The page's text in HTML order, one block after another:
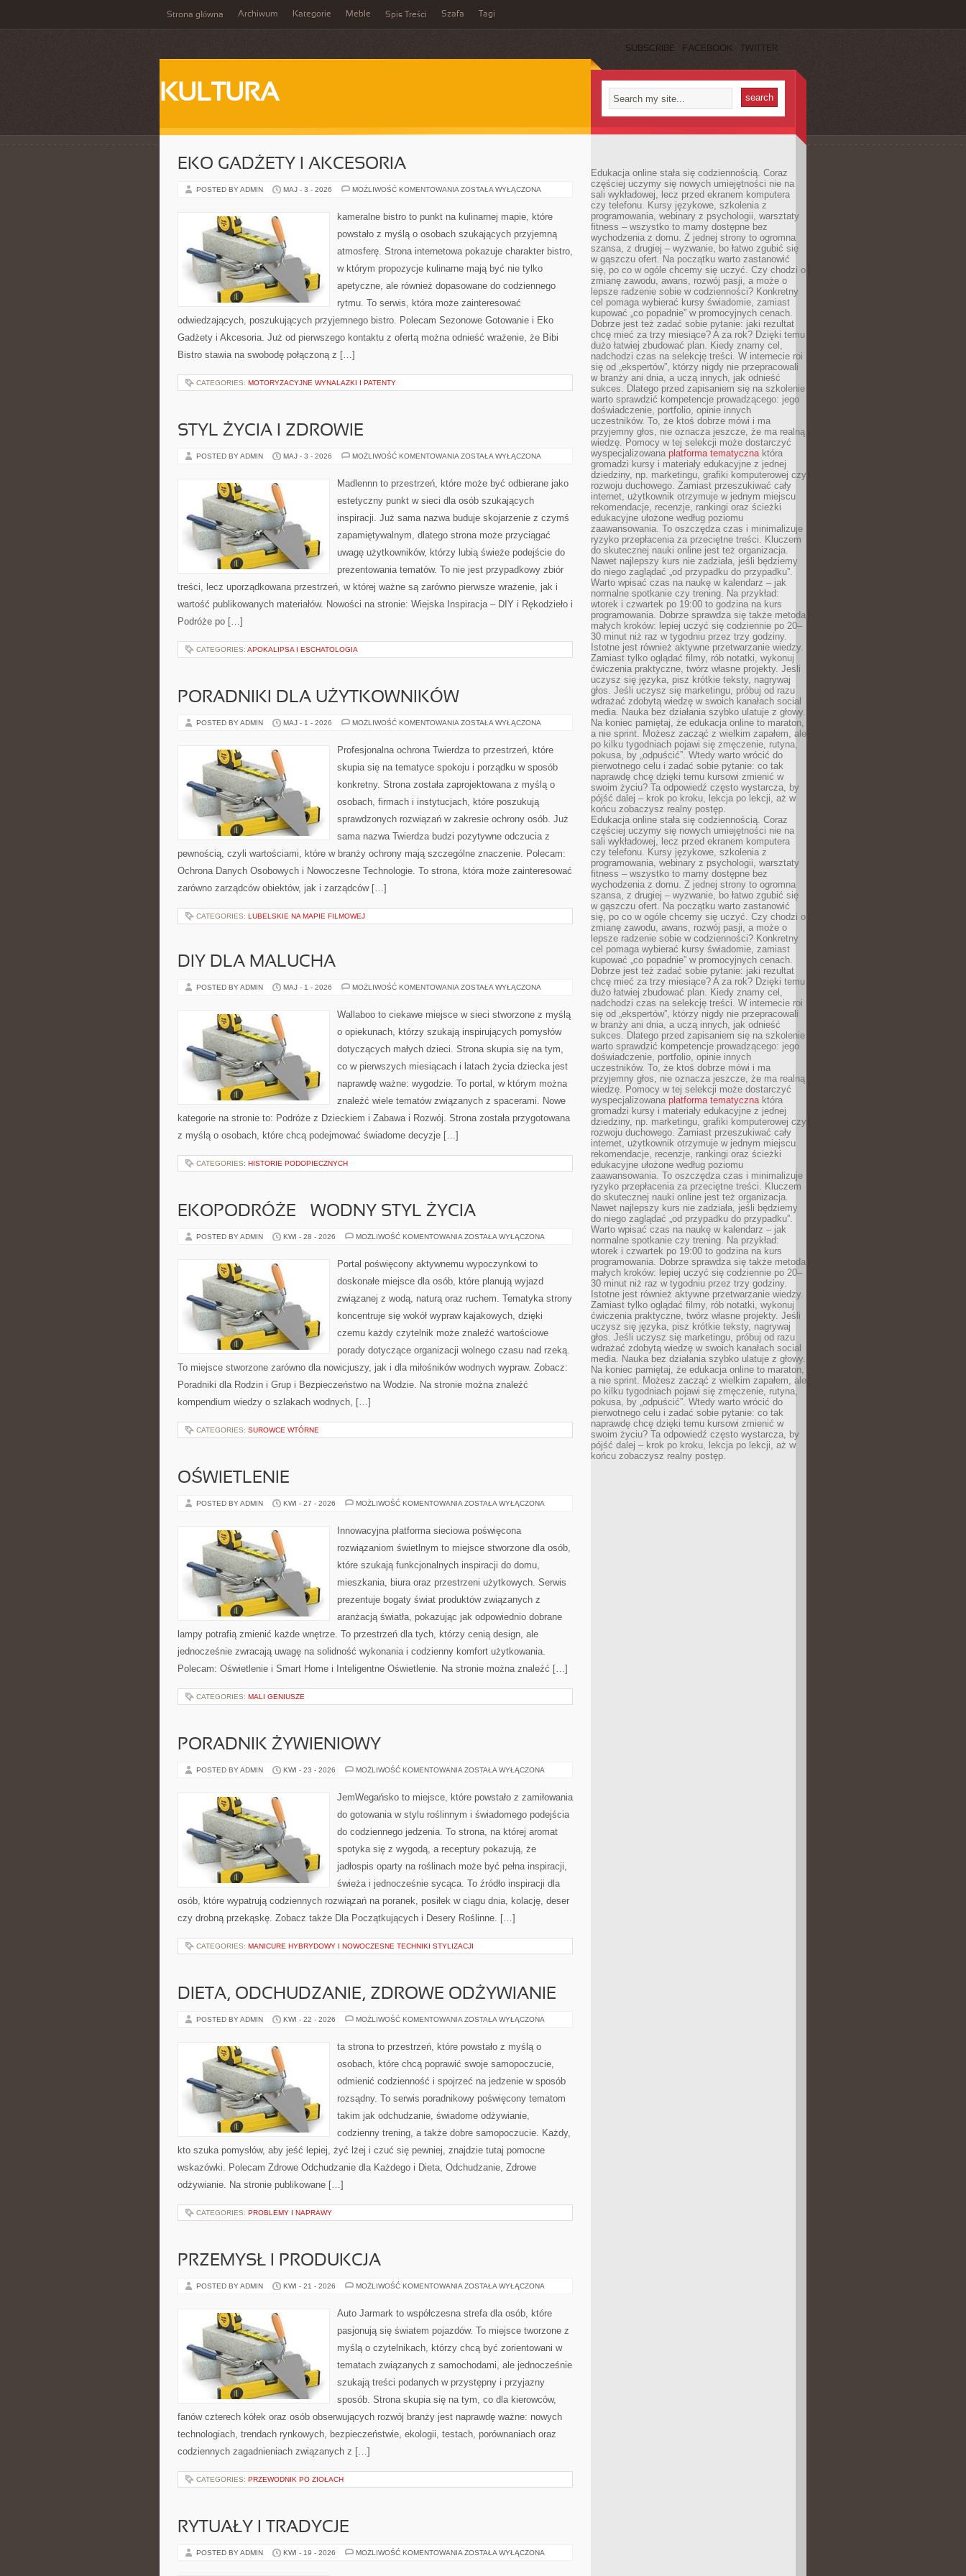
Strona główna Archiwum Kategorie Meble Spis Treści Szafa Tagi
SUBSCRIBE FACEBOOK TWITTER
KULTURA
EKO GADŻETY I AKCESORIA
POSTED BY ADMIN MAJ - 3 - 2026 MOŻLIWOŚĆ KOMENTOWANIA EKO
AKCESORIA
ZOSTAŁA WYŁĄCZONA
kameralne bistro to punkt na kulinarnej mapie, które
powstało z myślą o osobach szukających przyjemną
atmosferę. Strona internetowa pokazuje charakter bistro,
w którym propozycje kulinarne mają być nie tylko
apetyczne, ale również dopasowane do codziennego
rytmu. To serwis, która może zainteresować
odwiedzających, poszukujących przyjemnego bistro. Polecam Sezonowe Gotowanie i Eko
Gadżety i Akcesoria. Już od pierwszego kontaktu z ofertą można odnieść wrażenie, że Bibi
Bistro stawia na swobodę połączoną z […]
CATEGORIES: MOTORYZACYJNE WYNALAZKI I PATENTY
STYL ŻYCIA I ZDROWIE
POSTED BY ADMIN MAJ - 3 - 2026 MOŻLIWOŚĆ KOMENTOWANIA STYL
ZDROWIE
ZOSTAŁA WYŁĄCZONA
Madlennn to przestrzeń, które może być odbierane jako
estetyczny punkt w sieci dla osób szukających
inspiracji. Już sama nazwa buduje skojarzenie z czymś
zapamiętywalnym, dlatego strona może przyciągać
uwagę użytkowników, którzy lubią świeże podejście do
prezentowania tematów. To nie jest przypadkowy zbiór
treści, lecz uporządkowana przestrzeń, w której ważne są zarówno pierwsze wrażenie, jak i
wartość publikowanych materiałów. Nowości na stronie: Wiejska Inspiracja – DIY i Rękodzieło i
Podróże po […]
CATEGORIES: APOKALIPSA I ESCHATOLOGIA
PORADNIKI DLA UŻYTKOWNIKÓW
POSTED BY ADMIN MAJ - 1 - 2026 MOŻLIWOŚĆ KOMENTOWANIA PORADNIKI
ZOSTAŁA WYŁĄCZONA
Profesjonalna ochrona Twierdza to przestrzeń, które
skupia się na tematyce spokoju i porządku w sposób
konkretny. Strona została zaprojektowana z myślą o
osobach, firmach i instytucjach, które poszukują
sprawdzonych rozwiązań w zakresie ochrony osób. Już
sama nazwa Twierdza budzi pozytywne odczucia z
pewnością, czyli wartościami, które w branży ochrony mają szczególne znaczenie. Polecam:
Ochrona Danych Osobowych i Nowoczesne Technologie. To strona, która może zainteresować
zarówno zarządców obiektów, jak i zarządców […]
CATEGORIES: LUBELSKIE NA MAPIE FILMOWEJ
DIY DLA MALUCHA
POSTED BY ADMIN MAJ - 1 - 2026 MOŻLIWOŚĆ KOMENTOWANIA DIY
ZOSTAŁA WYŁĄCZONA
Wallaboo to ciekawe miejsce w sieci stworzone z myślą
o opiekunach, którzy szukają inspirujących pomysłów
dotyczących małych dzieci. Strona skupia się na tym,
co w pierwszych miesiącach i latach życia dziecka jest
naprawdę ważne: wygodzie. To portal, w którym można
znaleźć wiele tematów związanych z spacerami. Nowe
kategorie na stronie to: Podróże z Dzieckiem i Zabawa i Rozwój. Strona została przygotowana
z myślą o osobach, które chcą podejmować świadome decyzje […]
CATEGORIES: HISTORIE PODOPIECZNYCH
EKOPODRÓŻE – WODNY STYL ŻYCIA
POSTED BY ADMIN KWI - 28 - 2026 MOŻLIWOŚĆ KOMENTOWANIA EKOPODRÓŻE
ŻYCIA
ZOSTAŁA WYŁĄCZONA
Portal poświęcony aktywnemu wypoczynkowi to
doskonałe miejsce dla osób, które planują wyjazd
związanej z wodą, naturą oraz ruchem. Tematyka strony
koncentruje się wokół wypraw kajakowych, dzięki
czemu każdy czytelnik może znaleźć wartościowe
porady dotyczące organizacji wolnego czasu nad rzeką.
To miejsce stworzone zarówno dla nowicjuszy, jak i dla miłośników wodnych wypraw. Zobacz:
Poradniki dla Rodzin i Grup i Bezpieczeństwo na Wodzie. Na stronie można znaleźć
kompendium wiedzy o szlakach wodnych, […]
CATEGORIES: SUROWCE WTÓRNE
OŚWIETLENIE
POSTED BY ADMIN KWI - 27 - 2026 MOŻLIWOŚĆ KOMENTOWANIA OŚWIETLENIE
ZOSTAŁA WYŁĄCZONA
Innowacyjna platforma sieciowa poświęcona
rozwiązaniom świetlnym to miejsce stworzone dla osób,
które szukają funkcjonalnych inspiracji do domu,
mieszkania, biura oraz przestrzeni użytkowych. Serwis
prezentuje bogaty świat produktów związanych z
aranżacją światła, pokazując jak odpowiednio dobrane
lampy potrafią zmienić każde wnętrze. To przestrzeń dla tych, którzy cenią design, ale
jednocześnie zwracają uwagę na solidność wykonania i codzienny komfort użytkowania.
Polecam: Oświetlenie i Smart Home i Inteligentne Oświetlenie. Na stronie można znaleźć […]
CATEGORIES: MALI GENIUSZE
PORADNIK ŻYWIENIOWY
POSTED BY ADMIN KWI - 23 - 2026 MOŻLIWOŚĆ KOMENTOWANIA PORADNIK
ZOSTAŁA WYŁĄCZONA
JemWegańsko to miejsce, które powstało z zamiłowania
do gotowania w stylu roślinnym i świadomego podejścia
do codziennego jedzenia. To strona, na której aromat
spotyka się z wygodą, a receptury pokazują, że
jadłospis oparty na roślinach może być pełna inspiracji,
świeża i jednocześnie sycąca. To źródło inspiracji dla
osób, które wypatrują codziennych rozwiązań na poranek, posiłek w ciągu dnia, kolację, deser
czy drobną przekąskę. Zobacz także Dla Początkujących i Desery Roślinne. […]
CATEGORIES: MANICURE HYBRYDOWY I NOWOCZESNE TECHNIKI STYLIZACJI
DIETA, ODCHUDZANIE, ZDROWE ODŻYWIANIE
POSTED BY ADMIN KWI - 22 - 2026 MOŻLIWOŚĆ KOMENTOWANIA DIETA,
ODŻYWIANIE
ZOSTAŁA WYŁĄCZONA
ta strona to przestrzeń, które powstało z myślą o
osobach, które chcą poprawić swoje samopoczucie,
odmienić codzienność i spojrzeć na jedzenie w sposób
rozsądny. To serwis poradnikowy poświęcony tematom
takim jak odchudzanie, świadome odżywianie,
codzienny trening, a także dobre samopoczucie. Każdy,
kto szuka pomysłów, aby jeść lepiej, żyć lżej i czuć się pewniej, znajdzie tutaj pomocne
wskazówki. Polecam Zdrowe Odchudzanie dla Każdego i Dieta, Odchudzanie, Zdrowe
odżywianie. Na stronie publikowane […]
CATEGORIES: PROBLEMY I NAPRAWY
PRZEMYSŁ I PRODUKCJA
POSTED BY ADMIN KWI - 21 - 2026 MOŻLIWOŚĆ KOMENTOWANIA PRZEMYSŁ
ZOSTAŁA WYŁĄCZONA
Auto Jarmark to współczesna strefa dla osób, które
pasjonują się światem pojazdów. To miejsce tworzone z
myślą o czytelnikach, którzy chcą być zorientowani w
tematach związanych z samochodami, ale jednocześnie
szukają treści podanych w przystępny i przyjazny
sposób. Strona skupia się na tym, co dla kierowców,
fanów czterech kółek oraz osób obserwujących rozwój branży jest naprawdę ważne: nowych
technologiach, trendach rynkowych, bezpieczeństwie, ekologii, testach, porównaniach oraz
codziennych zagadnieniach związanych z […]
CATEGORIES: PRZEWODNIK PO ZIOŁACH
RYTUAŁY I TRADYCJE
POSTED BY ADMIN KWI - 19 - 2026 MOŻLIWOŚĆ KOMENTOWANIA RYTUAŁY
ZOSTAŁA WYŁĄCZONA
Edukacja online stała się codziennością. Coraz
częściej uczymy się nowych umiejętności nie na
sali wykładowej, lecz przed ekranem komputera
czy telefonu. Kursy językowe, szkolenia z
programowania, webinary z psychologii, warsztaty
fitness – wszystko to mamy dostępne bez
wychodzenia z domu. Z jednej strony to ogromna
szansa, z drugiej – wyzwanie, bo łatwo zgubić się
w gąszczu ofert. Na początku warto zastanowić
się, po co w ogóle chcemy się uczyć. Czy chodzi o
zmianę zawodu, awans, rozwój pasji, a może o
lepsze radzenie sobie w codzienności? Konkretny
cel pomaga wybierać kursy świadomie, zamiast
kupować „co popadnie” w promocyjnych cenach.
Dobrze jest też zadać sobie pytanie: jaki rezultat
chcę mieć za trzy miesiące? A za rok? Dzięki temu
dużo łatwiej zbudować plan. Kiedy znamy cel,
nadchodzi czas na selekcję treści. W internecie roi
się od „ekspertów”, którzy nigdy nie przepracowali
w branży ani dnia, a uczą innych, jak odnieść
sukces. Dlatego przed zapisaniem się na szkolenie
warto sprawdzić kompetencje prowadzącego: jego
doświadczenie, portfolio, opinie innych
uczestników. To, że ktoś dobrze mówi i ma
przyjemny głos, nie oznacza jeszcze, że ma realną
wiedzę. Pomocy w tej selekcji może dostarczyć
wyspecjalizowana platforma tematycznaktóra
gromadzi kursy i materiały edukacyjne z jednej
dziedziny, np. marketingu, grafiki komputerowej czy
rozwoju duchowego. Zamiast przeszukiwać cały
internet, użytkownik otrzymuje w jednym miejscu
rekomendacje, recenzje, rankingi oraz ścieżki
edukacyjne ułożone według poziomu
zaawansowania. To oszczędza czas i minimalizuje
ryzyko przepłacenia za przeciętne treści. Kluczem
do skutecznej nauki online jest też organizacja.
Nawet najlepszy kurs nie zadziała, jeśli będziemy
do niego zaglądać „od przypadku do przypadku”.
Warto wpisać czas na naukę w kalendarz – jak
normalne spotkanie czy trening. Na przykład:
wtorek i czwartek po 19:00 to godzina na kurs
programowania. Dobrze sprawdza się także metoda
małych kroków: lepiej uczyć się codziennie po 20–
30 minut niż raz w tygodniu przez trzy godziny.
Istotne jest również aktywne przetwarzanie wiedzy.
Zamiast tylko oglądać filmy, rób notatki, wykonuj
ćwiczenia praktyczne, twórz własne projekty. Jeśli
uczysz się języka, pisz krótkie teksty, nagrywaj
głos. Jeśli uczysz się marketingu, próbuj od razu
wdrażać zdobytą wiedzę w swoich kanałach social
media. Nauka bez działania szybko ulatuje z głowy.
Na koniec pamiętaj, że edukacja online to maraton,
a nie sprint. Możesz zacząć z wielkim zapałem, ale
po kilku tygodniach pojawi się zmęczenie, rutyna,
pokusa, by „odpuścić”. Wtedy warto wrócić do
pierwotnego celu i zadać sobie pytanie: co tak
naprawdę chcę dzięki temu kursowi zmienić w
swoim życiu? Ta odpowiedź często wystarcza, by
pójść dalej – krok po kroku, lekcja po lekcji, aż w
końcu zobaczysz realny postęp.
Edukacja online stała się codziennością. Coraz
częściej uczymy się nowych umiejętności nie na
sali wykładowej, lecz przed ekranem komputera
czy telefonu. Kursy językowe, szkolenia z
programowania, webinary z psychologii, warsztaty
fitness – wszystko to mamy dostępne bez
wychodzenia z domu. Z jednej strony to ogromna
szansa, z drugiej – wyzwanie, bo łatwo zgubić się
w gąszczu ofert. Na początku warto zastanowić
się, po co w ogóle chcemy się uczyć. Czy chodzi o
zmianę zawodu, awans, rozwój pasji, a może o
lepsze radzenie sobie w codzienności? Konkretny
cel pomaga wybierać kursy świadomie, zamiast
kupować „co popadnie” w promocyjnych cenach.
Dobrze jest też zadać sobie pytanie: jaki rezultat
chcę mieć za trzy miesiące? A za rok? Dzięki temu
dużo łatwiej zbudować plan. Kiedy znamy cel,
nadchodzi czas na selekcję treści. W internecie roi
się od „ekspertów”, którzy nigdy nie przepracowali
w branży ani dnia, a uczą innych, jak odnieść
sukces. Dlatego przed zapisaniem się na szkolenie
warto sprawdzić kompetencje prowadzącego: jego
doświadczenie, portfolio, opinie innych
uczestników. To, że ktoś dobrze mówi i ma
przyjemny głos, nie oznacza jeszcze, że ma realną
wiedzę. Pomocy w tej selekcji może dostarczyć
wyspecjalizowana platforma tematycznaktóra
gromadzi kursy i materiały edukacyjne z jednej
dziedziny, np. marketingu, grafiki komputerowej czy
rozwoju duchowego. Zamiast przeszukiwać cały
internet, użytkownik otrzymuje w jednym miejscu
rekomendacje, recenzje, rankingi oraz ścieżki
edukacyjne ułożone według poziomu
zaawansowania. To oszczędza czas i minimalizuje
ryzyko przepłacenia za przeciętne treści. Kluczem
do skutecznej nauki online jest też organizacja.
Nawet najlepszy kurs nie zadziała, jeśli będziemy
do niego zaglądać „od przypadku do przypadku”.
Warto wpisać czas na naukę w kalendarz – jak
normalne spotkanie czy trening. Na przykład:
wtorek i czwartek po 19:00 to godzina na kurs
programowania. Dobrze sprawdza się także metoda
małych kroków: lepiej uczyć się codziennie po 20–
30 minut niż raz w tygodniu przez trzy godziny.
Istotne jest również aktywne przetwarzanie wiedzy.
Zamiast tylko oglądać filmy, rób notatki, wykonuj
ćwiczenia praktyczne, twórz własne projekty. Jeśli
uczysz się języka, pisz krótkie teksty, nagrywaj
głos. Jeśli uczysz się marketingu, próbuj od razu
wdrażać zdobytą wiedzę w swoich kanałach social
media. Nauka bez działania szybko ulatuje z głowy.
Na koniec pamiętaj, że edukacja online to maraton,
a nie sprint. Możesz zacząć z wielkim zapałem, ale
po kilku tygodniach pojawi się zmęczenie, rutyna,
pokusa, by „odpuścić”. Wtedy warto wrócić do
pierwotnego celu i zadać sobie pytanie: co tak
naprawdę chcę dzięki temu kursowi zmienić w
swoim życiu? Ta odpowiedź często wystarcza, by
pójść dalej – krok po kroku, lekcja po lekcji, aż w
końcu zobaczysz realny postęp.